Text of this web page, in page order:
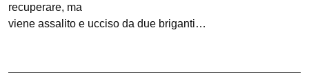
recuperare, ma
viene assalito e ucciso da due briganti…